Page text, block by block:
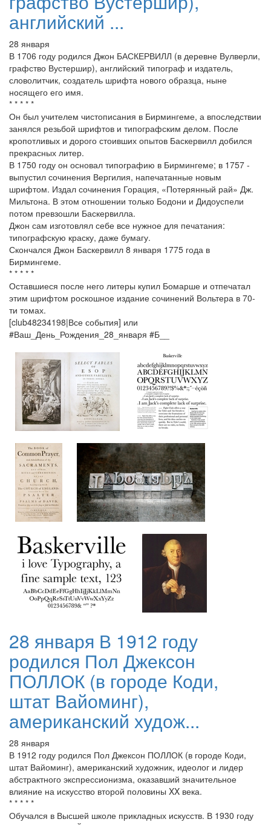
английский ...
28 января
В 1706 году родился Джон БАСКЕРВИЛЛ (в деревне Вулверли,
графство Вустершир), английский типограф и издатель,
словолитчик, создатель шрифта нового образца, ныне
носящего его имя.
* * * * *
Он был учителем чистописания в Бирмингеме, а впоследствии
занялся резьбой шрифтов и типографским делом. После
кропотливых и дорого стоивших опытов Баскервилл добился
прекрасных литер.
В 1750 году он основал типографию в Бирмингеме; в 1757 -
выпустил сочинения Вергилия, напечатанные новым
шрифтом. Издал сочинения Горация, «Потерянный рай» Дж.
Мильтона. В этом отношении только Бодони и Дидоуспели
потом превзошли Баскервилла.
Джон сам изготовлял себе все нужное для печатания:
типографскую краску, даже бумагу.
Скончался Джон Баскервилл 8 января 1775 года в
Бирмингеме.
* * * * *
Оставшиеся после него литеры купил Бомарше и отпечатал
этим шрифтом роскошное издание сочинений Вольтера в 70-
ти томах.
[club48234198|Все события] или
#Ваш_День_Рождения_28_января #Б__
28 января В 1912 году
родился Пол Джексон
ПОЛЛОК (в городе Коди,
штат Вайоминг),
американский худож...
28 января
В 1912 году родился Пол Джексон ПОЛЛОК (в городе Коди,
штат Вайоминг), американский художник, идеолог и лидер
абстрактного экспрессионизма, оказавший значительное
влияние на искусство второй половины XX века.
* * * * *
Обучался в Высшей школе прикладных искусств. В 1930 году